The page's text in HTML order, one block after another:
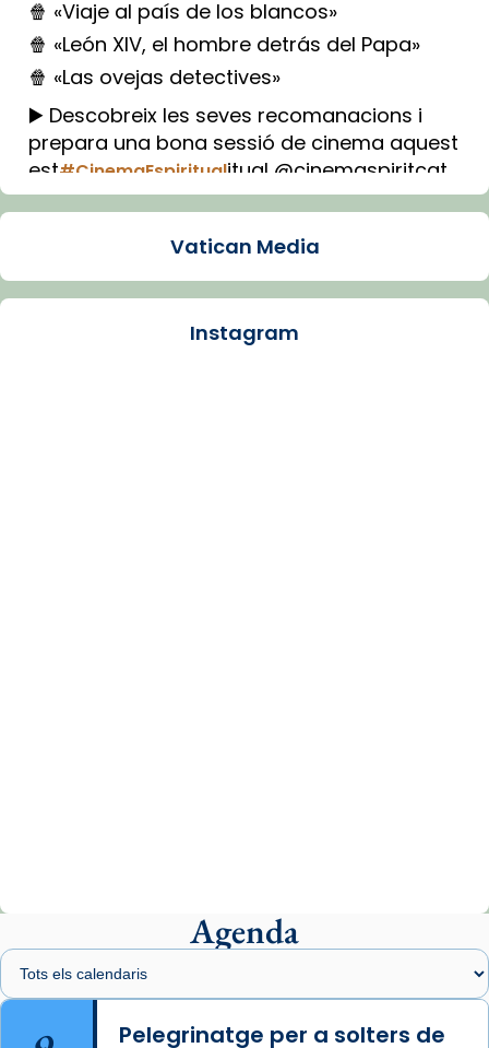
🍿 «Viaje al país de los blancos»
🍿 «León XIV, el hombre detrás del Papa»
🍿 «Las ovejas detectives»
▶️ Descobreix les seves recomanacions i
prepara una bona sessió de cinema aquest
est#CinemaEspiritualitual @cinemaspiritcat
Imatge: Generada amb IA (OpenAI)
Arquebisbat de Barcelona
presidit aquest 27 de juliol la missa de Les
Santes de Mataró.
🔗
📸 J. Merino
Vatican Media
Instagram
Agenda
Pelegrinatge per a solters de